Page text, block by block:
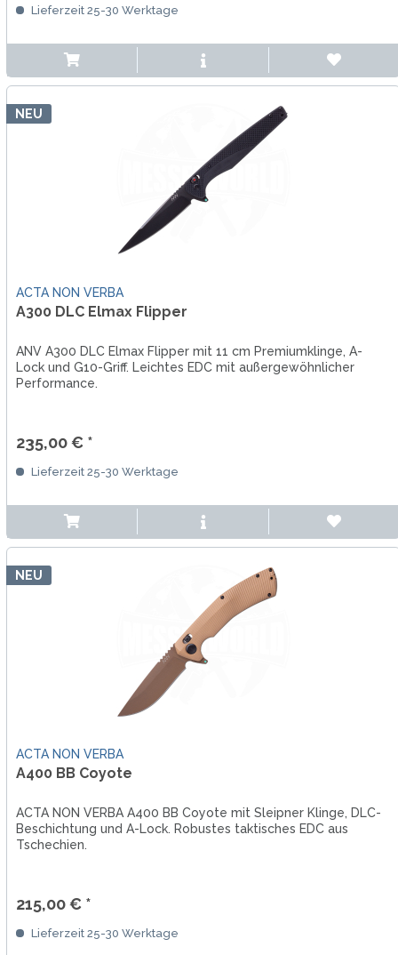
Lieferzeit 25-30 Werktage
NEU
ACTA NON VERBA
A300 DLC Elmax Flipper
ANV A300 DLC Elmax Flipper mit 11 cm Premiumklinge, A-
Lock und G10-Griff. Leichtes EDC mit außergewöhnlicher
Performance.
235,00 € *
Lieferzeit 25-30 Werktage
NEU
ACTA NON VERBA
A400 BB Coyote
ACTA NON VERBA A400 BB Coyote mit Sleipner Klinge, DLC-
Beschichtung und A-Lock. Robustes taktisches EDC aus
Tschechien.
215,00 € *
Lieferzeit 25-30 Werktage